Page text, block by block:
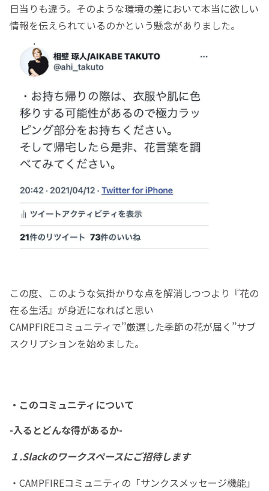
日当りも違う。そのような環境の差において本当に欲しい
情報を伝えられているのかという懸念がありました。
この度、このような気掛かりな点を解消しつつより『花の
在る生活』が身近になればと思い
CAMPFIREコミュニティで’’厳選した季節の花が届く’’サブ
スクリプションを始めました。
・このコミュニティについて
-入るとどんな得があるか-
１.Slackのワークスペースにご招待します
・CAMPFIREコミュニティの「サンクスメッセージ機能」